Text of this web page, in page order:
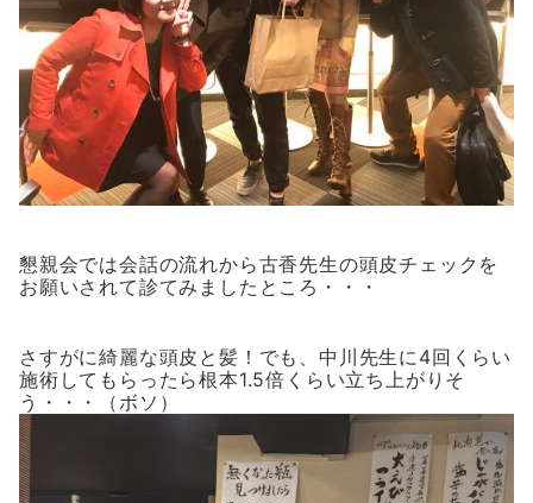
懇親会では会話の流れから古香先生の頭皮チェックを
お願いされて診てみましたところ・・・
さすがに綺麗な頭皮と髪！でも、中川先生に4回くらい
施術してもらったら根本1.5倍くらい立ち上がりそ
う・・・（ボソ）